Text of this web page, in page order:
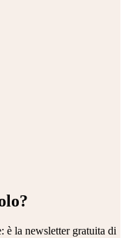
è la newsletter gratuita di